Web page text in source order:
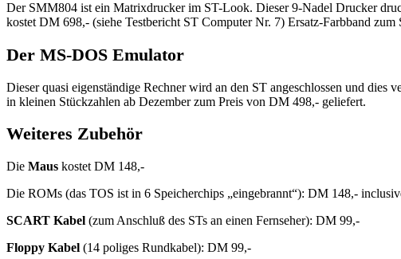
Der SMM804 ist ein Matrixdrucker im ST-Look. Dieser 9-Nadel Drucker
kostet DM 698,- (siehe Testbericht ST Computer Nr. 7) Ersatz-Farbband
Der MS-DOS Emulator
Dieser quasi eigenständige Rechner wird an den ST angeschlossen und
in kleinen Stückzahlen ab Dezember zum Preis von DM 498,- geliefert.
Weiteres Zubehör
Die Maus kostet DM 148,-
Die ROMs (das TOS ist in 6 Speicherchips „eingebrannt“): DM 148,-
SCART Kabel (zum Anschluß des STs an einen Fernseher): DM 99,-
Floppy Kabel (14 poliges Rundkabel): DM 99,-